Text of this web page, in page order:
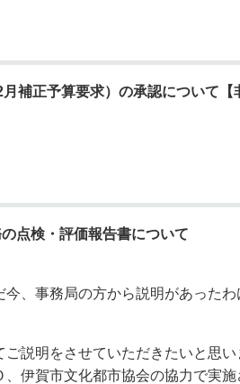
正予算要求）の承認について【
点検・評価報告書について
今、事務局の方から説明があった
ご説明をさせていただきたいと思
伊賀市文化都市協会の協力で実